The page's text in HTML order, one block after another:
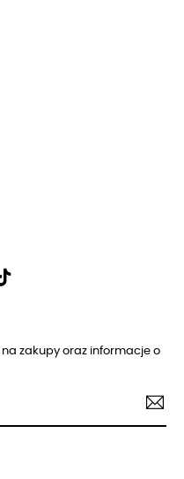
na zakupy oraz informacje o